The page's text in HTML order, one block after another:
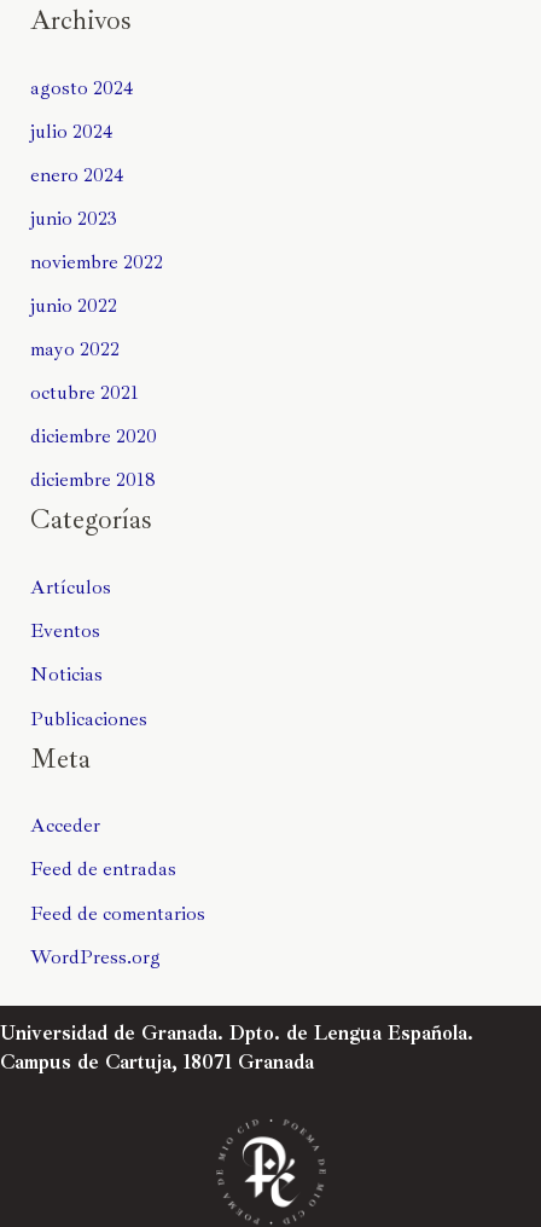
Archivos
agosto 2024
julio 2024
enero 2024
junio 2023
noviembre 2022
junio 2022
mayo 2022
octubre 2021
diciembre 2020
diciembre 2018
Categorías
Artículos
Eventos
Noticias
Publicaciones
Meta
Acceder
Feed de entradas
Feed de comentarios
WordPress.org
Universidad de Granada. Dpto. de Lengua Española.
Campus de Cartuja, 18071 Granada